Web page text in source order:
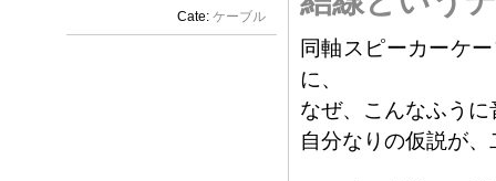
Cate: ケーブル
同軸スピーカーケ
に、
なぜ、こんなふう
自分なりの仮説が